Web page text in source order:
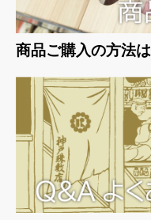
商品ご購入の方法